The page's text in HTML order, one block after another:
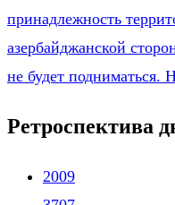
принадлежность
азербайджанской
не будет
Ретроспектива
2009